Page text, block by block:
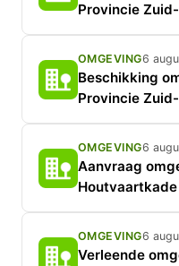
Provincie
OMGEVING6
Beschikking
Provincie
OMGEVING6
Aanvraag
Houtvaartkade
OMGEVING6
Verleende